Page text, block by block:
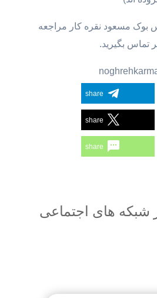
بوک مسعود نقره کار مراجعه
تماس بگیرید.
share
share
share
شبکه های اجتماعی